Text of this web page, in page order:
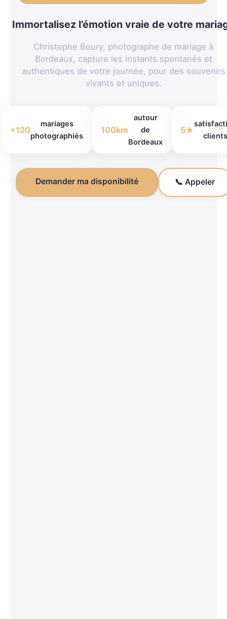
Immortalisez l’émotion vraie de votre
Christophe Boury, photographe de mariage à
Bordeaux, capture les instants spontanés et
authentiques de votre journée, pour des souvenirs
vivants et uniques.
+120
mariages
photographiés
100km
autour
de
Bordeaux
5★
Demander ma disponibilité 📞 Appeler